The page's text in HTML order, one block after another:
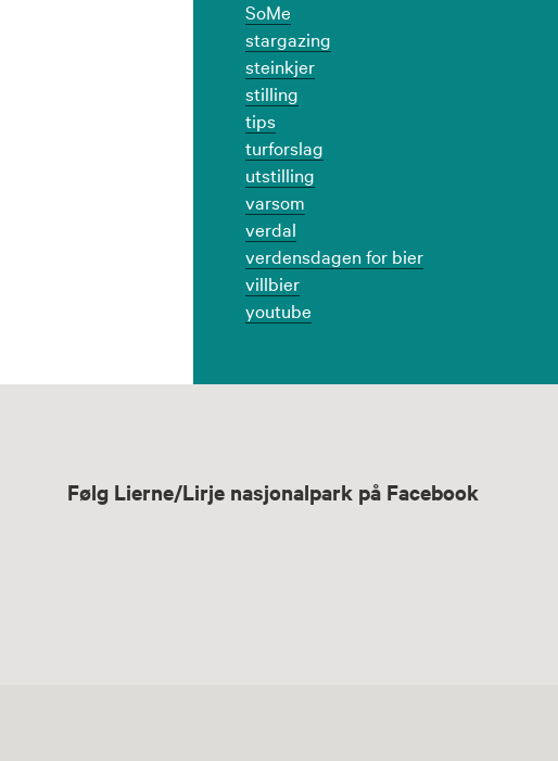
SoMe
stargazing
steinkjer
stilling
tips
turforslag
utstilling
varsom
verdal
verdensdagen for bier
villbier
youtube
Følg Lierne/Lirje nasjonalpark på Facebook